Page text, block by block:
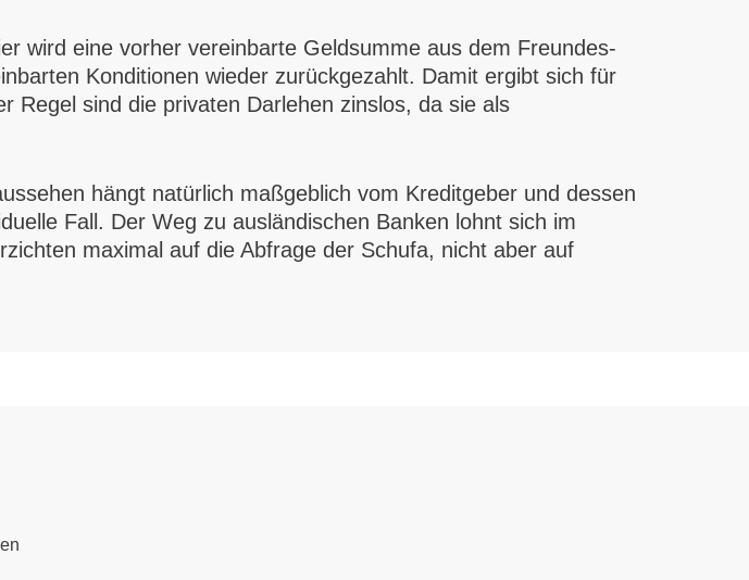
wird eine vorher vereinbarte Geldsumme aus dem Freundes-
Konditionen wieder zurückgezahlt. Damit ergibt sich für
Regel sind die privaten Darlehen zinslos, da sie als
hängt natürlich maßgeblich vom Kreditgeber und dessen
Fall. Der Weg zu ausländischen Banken lohnt sich im
maximal auf die Abfrage der Schufa, nicht aber auf